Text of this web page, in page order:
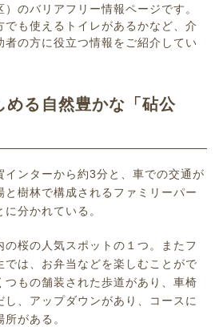
のバリアフリー情報ページです。
も使えるトイレがあるかなど、介
の方に役立つ情報をご紹介してい
める自然豊かな「砧公
ンターから約3分と、車での交通が
樹林で構成されるファミリーパー
分かれている。
桜の人気スポットの１つ。またフ
では、お弁当などを楽しむことがで
つもの舗装された歩道があり、車椅
、アップダウンがあり、コースに
がある。